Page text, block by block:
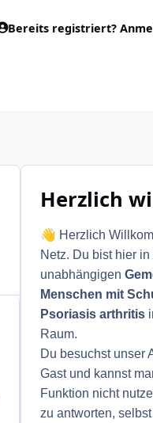
Bereits registriert?
Herzlich
👋 Herzlich
Netz. Du bist hier
unabhängigen
Menschen mit
Psoriasis arthritis
Raum.
Du besuchst unser
Gast und kannst
Funktion nicht
zu antworten,